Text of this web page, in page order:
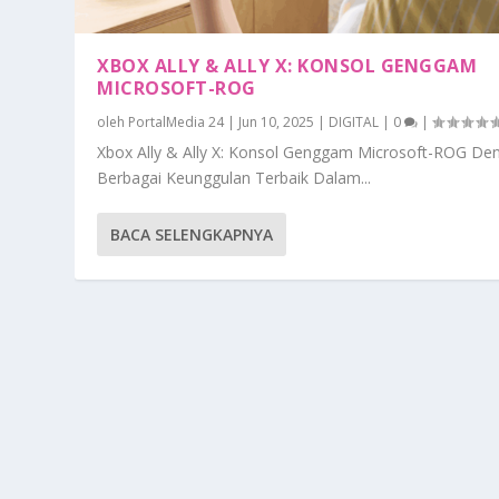
XBOX ALLY & ALLY X: KONSOL GENGGAM
MICROSOFT-ROG
oleh PortalMedia 24| Jun 10, 2025 DIGITAL 0 |
Xbox Ally & Ally X: Konsol Genggam Microsoft-ROG
Berbagai Keunggulan Terbaik Dalam...
BACA SELENGKAPNYA